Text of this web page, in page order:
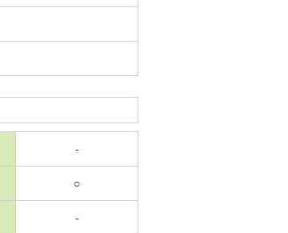
-
○
-